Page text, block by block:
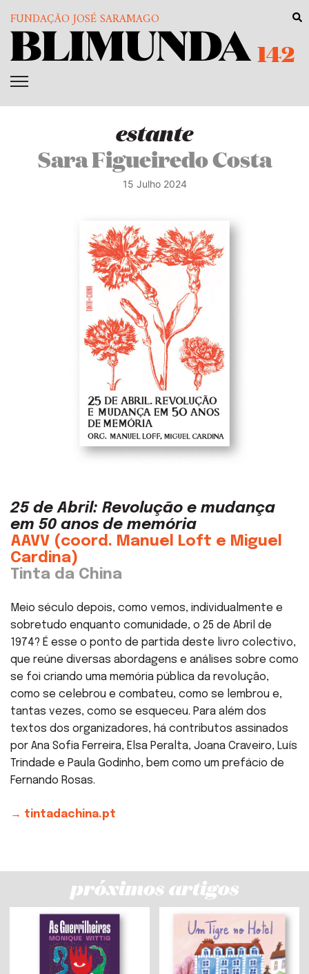
FUNDAÇÃO JOSÉ SARAMAGO
142
estante
Sara Figueiredo Costa
15 Julho 2024
25 de Abril: Revolução e mudança
em 50 anos de memória
AAVV (coord. Manuel Loft e Miguel
Cardina)
Tinta da China
Meio século depois, como vemos, individualmente e
sobretudo enquanto comunidade, o 25 de Abril de
1974? É esse o ponto de partida deste livro colectivo,
que reúne diversas abordagens e análises sobre como
se foi criando uma memória pública da revolução,
como se celebrou e combateu, como se lembrou e,
tantas vezes, como se esqueceu. Para além dos
textos dos organizadores, há contributos assinados
por Ana Sofia Ferreira, Elsa Peralta, Joana Craveiro, Luís
Trindade e Paula Godinho, bem como um prefácio de
Fernando Rosas.
→ tintadachina.pt
próximos artigos